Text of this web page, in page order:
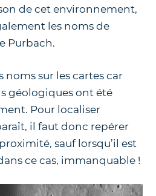
de cet environnement,
les noms de
Purbach.
noms sur les cartes car
géologiques ont été
Pour localiser
il faut donc repérer
sauf lorsqu’il est
ce cas, immanquable !